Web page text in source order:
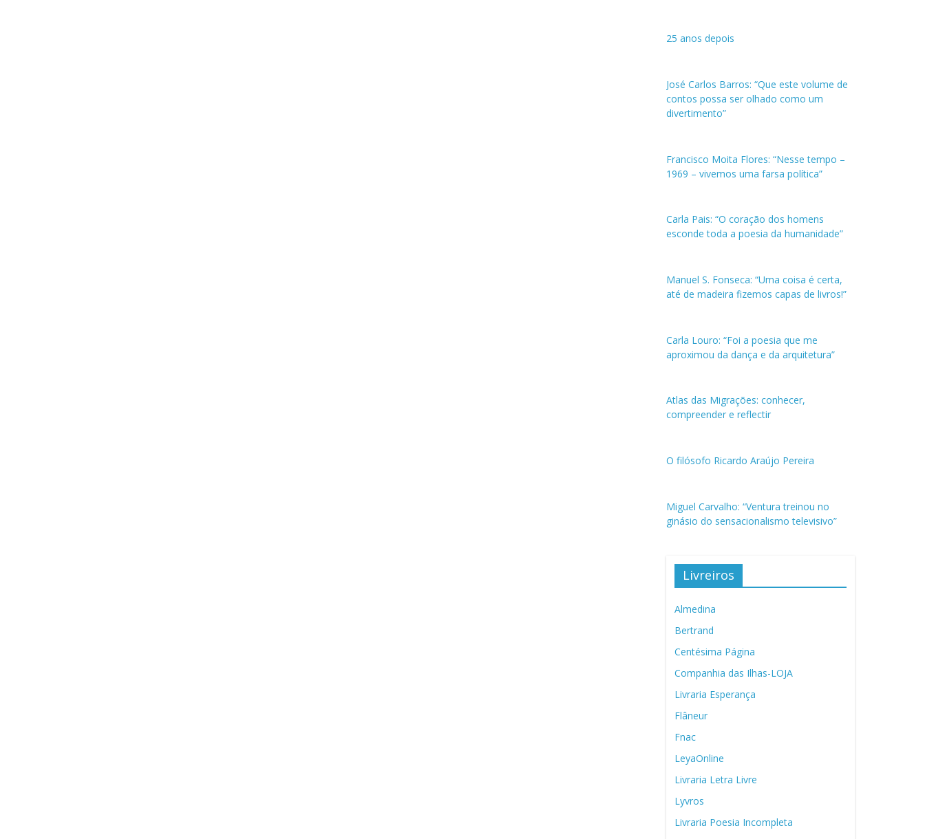
25 anos depois
José Carlos Barros: “Que este volume de
contos possa ser olhado como um
divertimento”
Francisco Moita Flores: “Nesse tempo –
1969 – vivemos uma farsa política”
Carla Pais: “O coração dos homens
esconde toda a poesia da humanidade”
Manuel S. Fonseca: “Uma coisa é certa,
até de madeira fizemos capas de livros!”
Carla Louro: “Foi a poesia que me
aproximou da dança e da arquitetura”
Atlas das Migrações: conhecer,
compreender e reflectir
O filósofo Ricardo Araújo Pereira
Miguel Carvalho: “Ventura treinou no
ginásio do sensacionalismo televisivo”
Livreiros
Almedina
Bertrand
Centésima Página
Companhia das Ilhas-LOJA
Livraria Esperança
Flâneur
Fnac
LeyaOnline
Livraria Letra Livre
Lyvros
Livraria Poesia Incompleta